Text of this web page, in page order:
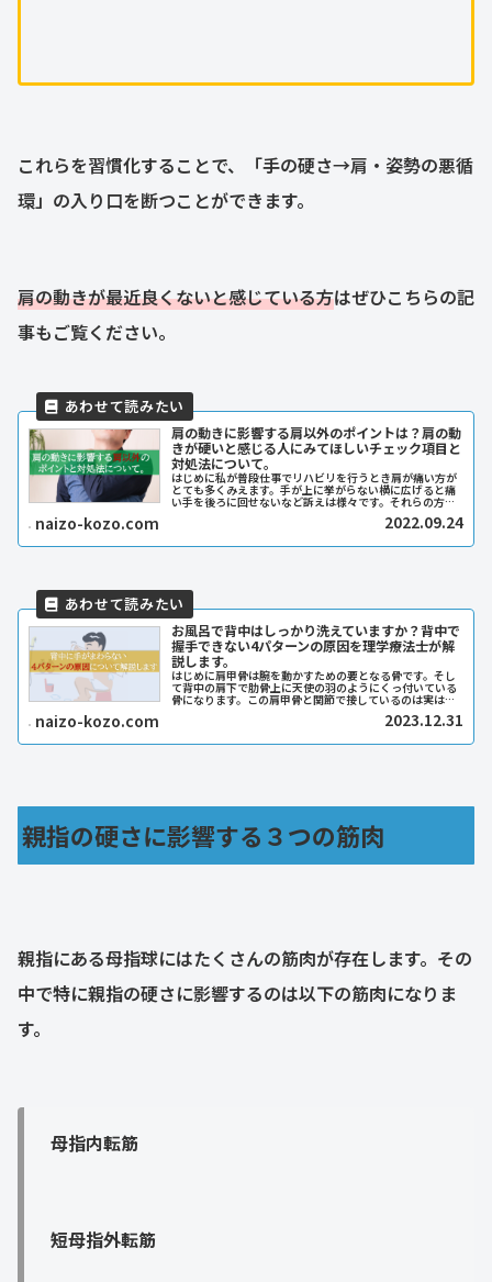
これらを習慣化することで、「手の硬さ→肩・姿勢の悪循
環」の入り口を断つことができます。
肩の動きが最近良くないと感じている方はぜひこちらの記
事もご覧ください。
肩の動きに影響する肩以外のポイントは？肩の動
きが硬いと感じる人にみてほしいチェック項目と
対処法について。
はじめに私が普段仕事でリハビリを行うとき肩が痛い方が
とても多くみえます。手が上に挙がらない横に広げると痛
い手を後ろに回せないなど訴えは様々です。それらの方の
naizo-kozo.com 2022.09.24
お風呂で背中はしっかり洗えていますか？背中で
握手できない4パターンの原因を理学療法士が解
説します。
はじめに肩甲骨は腕を動かすための要となる骨です。そし
て背中の肩下で肋骨上に天使の羽のようにくっ付いている
骨になります。この肩甲骨と関節で接しているのは実は鎖
骨だけなのです。残りは周りにある筋肉によって肩甲骨は
naizo-kozo.com 2023.12.31
親指の硬さに影響する３つの筋肉
親指にある母指球にはたくさんの筋肉が存在します。その
中で特に親指の硬さに影響するのは以下の筋肉になりま
す。
母指内転筋
短母指外転筋